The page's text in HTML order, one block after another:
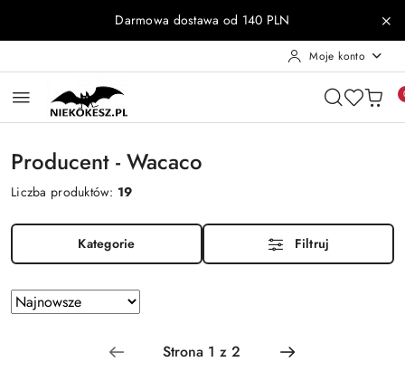
Przejdź do treści głównej
Przejdź do wyszukiwarki
Przejdź do moje konto
Przejdź do menu głównego
Przejdź do stopkiDarmowa dostawa od 140 PLN
Moje konto
Producent - Wacaco
Liczba produktów: 19
Kategorie Filtruj
Zastosowano
sortowanie:
Sortuj
według